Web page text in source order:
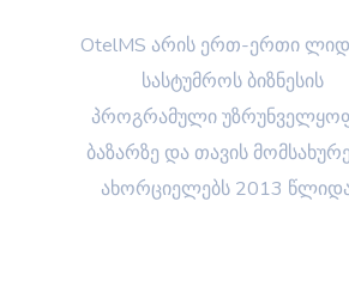
OtelMS არის ერთ-ერთი
სასტუმროს ბიზნესის
პროგრამული
ბაზარზე და თავის
ახორციელებს 2013